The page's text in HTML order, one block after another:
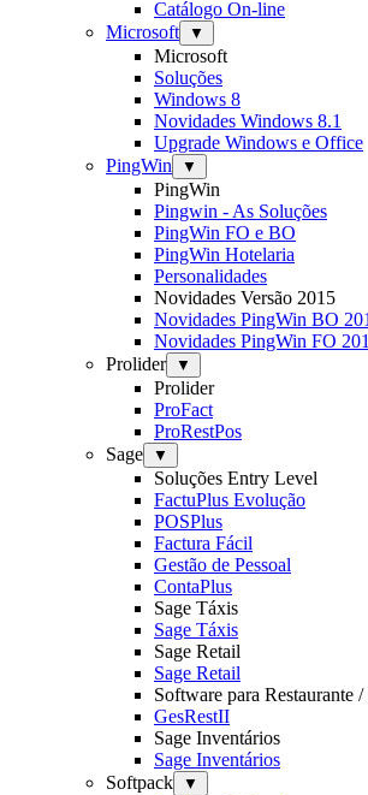
Catálogo On-line
Microsoft
▼
Microsoft
Soluções
Windows 8
Novidades Windows 8.1
Upgrade Windows e Office
PingWin
▼
PingWin
Pingwin - As Soluções
PingWin FO e BO
PingWin Hotelaria
Personalidades
Novidades Versão 2015
Novidades PingWin BO
Novidades PingWin FO
Prolider
▼
Prolider
ProFact
ProRestPos
Sage
▼
Soluções Entry Level
FactuPlus Evolução
POSPlus
Factura Fácil
Gestão de Pessoal
ContaPlus
Sage Táxis
Sage Táxis
Sage Retail
Sage Retail
Software para Restaurante
GesRestII
Sage Inventários
Sage Inventários
Softpack
▼